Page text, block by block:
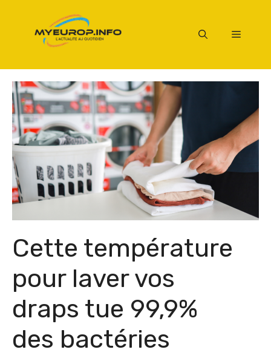
contenu
Menu
Cette température
pour laver vos
draps tue 99,9%
des bactéries